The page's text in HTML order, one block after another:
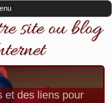
site ou blog
et des liens pour